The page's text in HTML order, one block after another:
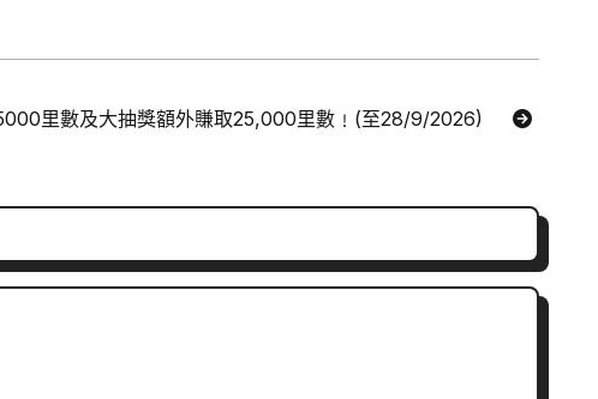
里數及大抽獎額外賺取25,000里數﹗(至28/9/2026)